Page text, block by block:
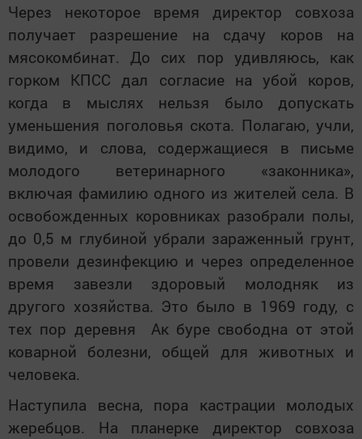
Через некоторое время директор совхоза
получает разрешение на сдачу коров на
мясокомбинат. До сих пор удивляюсь, как
горком КПСС дал согласие на убой коров,
когда в мыслях нельзя было допускать
уменьшения поголовья скота. Полагаю, учли,
видимо, и слова, содержащиеся в письме
молодого ветеринарного «законника»,
включая фамилию одного из жителей села. В
освобожденных коровниках разобрали полы,
до 0,5 м глубиной убрали зараженный грунт,
провели дезинфекцию и через определенное
время завезли здоровый молодняк из
другого хозяйства. Это было в 1969 году, с
тех пор деревня Ак буре свободна от этой
коварной болезни, общей для животных и
человека.
Наступила весна, пора кастрации молодых
жеребцов. На планерке директор совхоза